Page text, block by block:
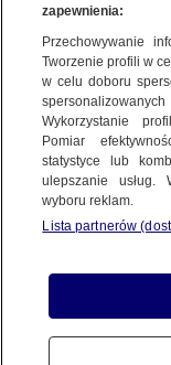
Something
refreshing
zapewnienia:
Przechowywanie
Tworzenie profili w
w celu doboru
Wykorzystanie
Pomiar
statystyce lub
ulepszanie usług.
wyboru reklam.
Lista partnerów